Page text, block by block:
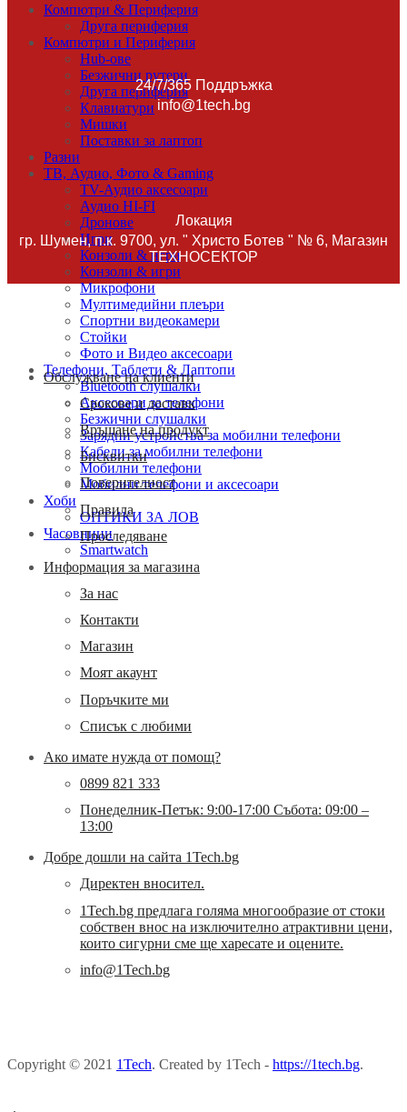
Компютри & Периферия
Друга периферия
Компютри и Периферия
Hub-ове
Безжични рутери
Друга периферия
Клавиатури
Мишки
Поставки за лаптоп
Разни
ТВ, Аудио, Фото & Gaming
TV-Аудио аксесоари
Аудио HI-FI
Дронове
Игри
Конзоли & игри
Конзоли & игри
Микрофони
Мултимедийни плеъри
Спортни видеокамери
Стойки
Фото и Видео аксесоари
Телефони, Таблети & Лаптопи
Bluetooth слушалки
Аксесоари за телефони
Безжични слушалки
Зарядни устройства за мобилни телефони
Кабели за мобилни телефони
Мобилни телефони
Мобилни телефони и аксесоари
Хоби
ОПТИКИ ЗА ЛОВ
Часовници
Smartwatch
24/7/365 Поддръжка
info@1tech.bg
Локация
гр. Шумен, п.к. 9700, ул. " Христо Ботев " № 6, Магазин
ТЕХНОСЕКТОР
Обслужване на клиенти
Срокове и доставк
Връщане на продукт
Бисквитки
Поверителност
Правила
Проследяване
Информация за магазина
За нас
Контакти
Магазин
Моят акаунт
Поръчките ми
Списък с любими
Ако имате нужда от помощ?
0899 821 333
Понеделник-Петък: 9:00-17:00 Събота: 09:00 –
13:00
Добре дошли на сайта 1Tech.bg
Директен вносител.
1Tech.bg предлага голяма многообразие от стоки
собствен внос на изключително атрактивни цени,
които сигурни сме ще харесате и оцените.
info@1Tech.bg
Copyright © 2021 1Tech. Created by 1Tech - https://1tech.bg.